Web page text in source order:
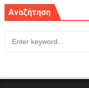
Αναζήτηση